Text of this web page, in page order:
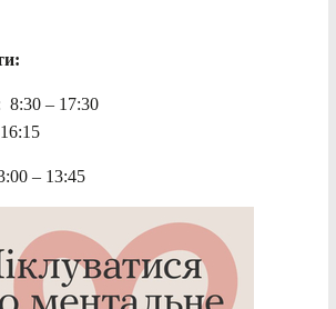
8:30 – 17:30
– 13:45